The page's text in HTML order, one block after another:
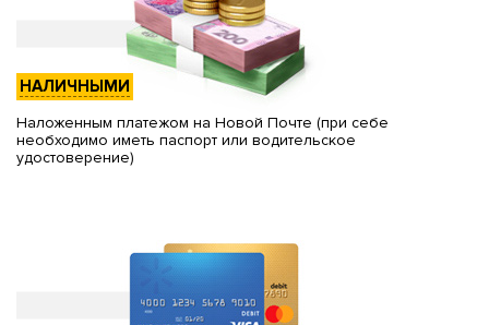
НАЛИЧНЫМИ
Наложенным платежом на Новой Почте (при себе
необходимо иметь паспорт или водительское
удостоверение)